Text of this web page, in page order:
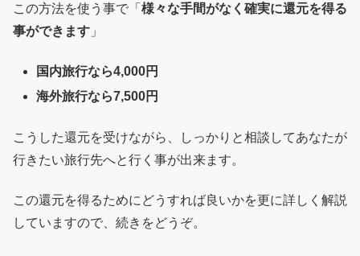
この方法を使う事で「 様々な手間がなく確実に還元を得る
事ができます 」
国内旅行なら4,000円
海外旅行なら7,500円
こうした還元を受けながら、しっかりと相談してあなたが
行きたい旅行先へと行く事が出来ます。
この還元を得るためにどうすれば良いかを更に詳しく解説
していますので、続きをどうぞ。